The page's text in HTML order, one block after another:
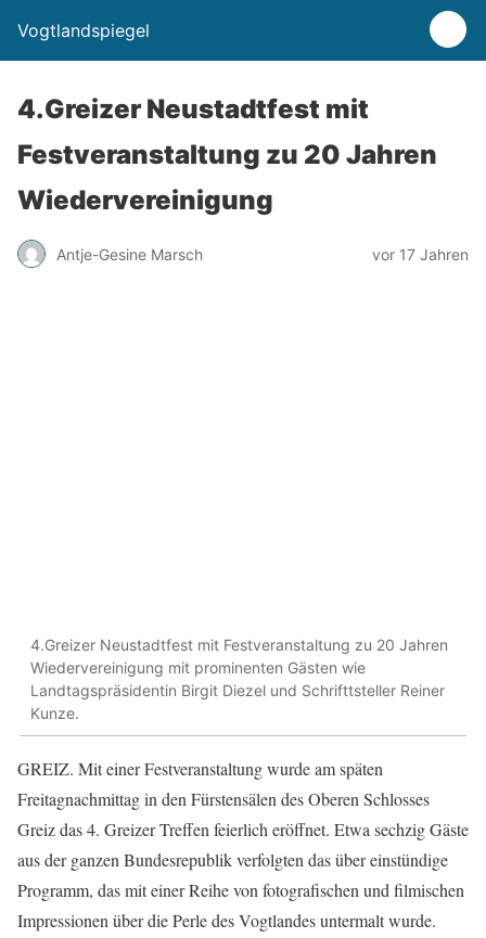
Vogtlandspiegel
4.Greizer Neustadtfest mit
Festveranstaltung zu 20 Jahren
Wiedervereinigung
Antje-Gesine Marsch vor 17 Jahren
4.Greizer Neustadtfest mit Festveranstaltung zu 20 Jahren
Wiedervereinigung mit prominenten Gästen wie
Landtagspräsidentin Birgit Diezel und Schrifttsteller Reiner
Kunze.
GREIZ. Mit einer Festveranstaltung wurde am späten
Freitagnachmittag in den Fürstensälen des Oberen Schlosses
Greiz das 4. Greizer Treffen feierlich eröffnet. Etwa sechzig Gäste
aus der ganzen Bundesrepublik verfolgten das über einstündige
Programm, das mit einer Reihe von fotografischen und filmischen
Impressionen über die Perle des Vogtlandes untermalt wurde.